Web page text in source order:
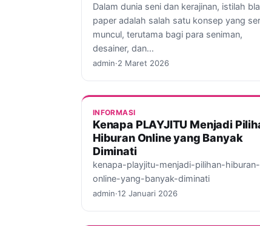
Dalam dunia seni dan kerajinan, istilah
paper adalah salah satu konsep yang
muncul, terutama bagi para seniman,
desainer, dan…
admin·2 Maret 2026
INFORMASI
Kenapa PLAYJITU Menjadi
Hiburan Online yang Banyak
Diminati
kenapa-playjitu-menjadi-pilihan-hiburan-
online-yang-banyak-diminati
admin·12 Januari 2026